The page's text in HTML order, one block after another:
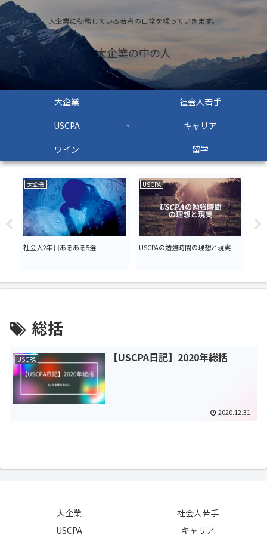
大企業に勤務している若者の日常を綴っていきます。
大企業の中の人
大企業
社会人若手
USCPA
キャリア
ワイン
留学
大企業
社会人2年目あるある5選
USCPA
USCPAの勉強時間の理想と現実
総括
USCPA 【USCPA日記】2020年総括
2020.12.31
大企業
社会人若手
USCPA
キャリア